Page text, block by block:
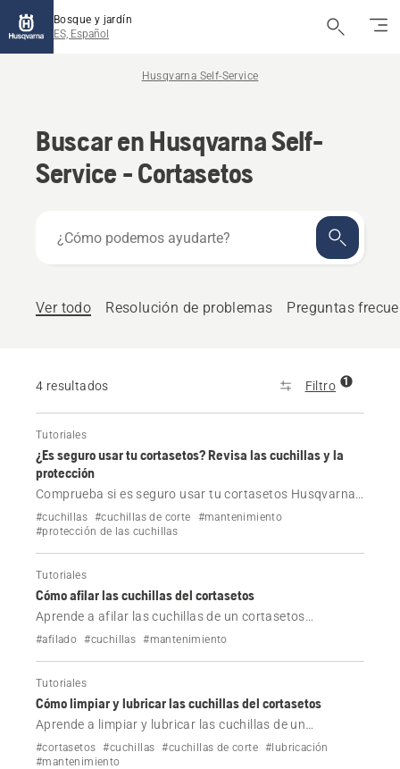
Bosque y jardín
ES, Español
Husqvarna Self-Service
Buscar en Husqvarna Self-
Service - Cortasetos
podemos
Ver todo Resolución de problemas Preguntas
4 resultados Filtro 1
Tutoriales
¿Es seguro usar tu cortasetos? Revisa las cuchillas y la
protección
Comprueba si es seguro usar tu cortasetos Husqvarna.
Aprenda a revisar las cuchillas y la protección para
evitar lesiones y mantener el rendimiento.
#cuchillas #cuchillas de corte
#mantenimiento
#protección de las cuchillas
Tutoriales
Cómo afilar las cuchillas del cortasetos
Aprende a afilar las cuchillas de un cortasetos
Husqvarna de forma segura con esta guía paso a paso.
funcionamiento.
#afilado #cuchillas #mantenimiento
Tutoriales
Cómo limpiar y lubricar las cuchillas del cortasetos
Aprende a limpiar y lubricar las cuchillas de un
cortasetos Husqvarna en cuestión de minutos. Mejora
el rendimiento de corte, evita la aparición de óxido y
#cortasetos #cuchillas #cuchillas de corte #lubricación
#mantenimiento